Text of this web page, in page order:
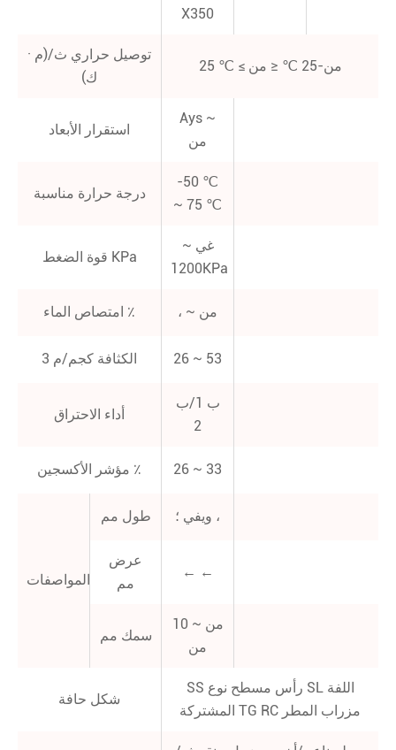
X350
توصيل حراري ث/(م ·
ك)
25 ℃ ≤ من-25 ℃ ≤ من
استقرار الأبعاد
Ays ~
من
درجة حرارة مناسبة
-50 ℃
~ 75 ℃
قوة الضغط KPa
غي ~
1200KPa
امتصاص الماء ٪ ، ~ من
الكثافة كجم/م 3 26 ~ 53
أداء الاحتراق
ب 1/ب
2
مؤشر الأكسجين ٪ 26 ~ 33
المواصفات
طول مم ويفي ؛ ،
عرض
مم
← ←
سمك مم
10 ~ من
من
شكل حافة
SS رأس مسطح نوع SL اللفة
المشتركة TG RC مزراب المطر